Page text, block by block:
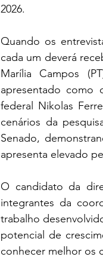
2026.
Quando os
cada um deverá
Marília Campos
apresentado como
federal Nikolas
cenários da
Senado,
apresenta elevado
O candidato da
integrantes da
trabalho
potencial de
conhecer melhor os